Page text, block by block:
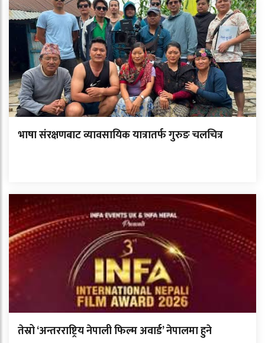
भाषा संरक्षणबाट व्यावसायिक यात्रातर्फ गुरुङ चलचित्र
तेस्रो ‘अन्तरराष्ट्रिय नेपाली फिल्म अवार्ड’ नेपालमा हुने